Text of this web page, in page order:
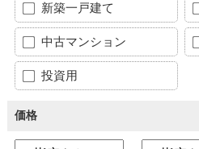
新築一戸建て
中古マンション
投資用
価格